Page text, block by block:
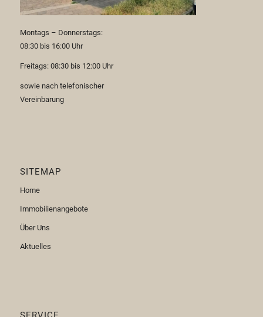
Montags – Donnerstags:
08:30 bis 16:00 Uhr
Freitags: 08:30 bis 12:00 Uhr
sowie nach telefonischer
Vereinbarung
SITEMAP
Home
Immobilienangebote
Über Uns
Aktuelles